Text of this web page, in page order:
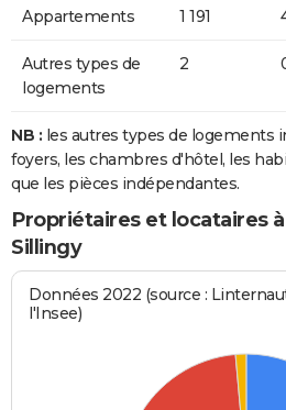
Appartements 1 191
Autres types de
logements
2
NB : les autres types de logements
foyers, les chambres d'hôtel, les
que les pièces indépendantes.
Propriétaires et locataires
Sillingy
Données 2022 (source :
l'Insee)